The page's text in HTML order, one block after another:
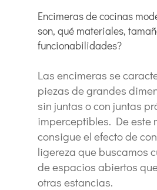
Encimeras de cocinas
son, qué materiales,
funcionabilidades?
Las encimeras se
piezas de grandes
sin juntas o con juntas
imperceptibles. De este
consigue el efecto de
ligereza que buscamos
de espacios abiertos
otras estancias.